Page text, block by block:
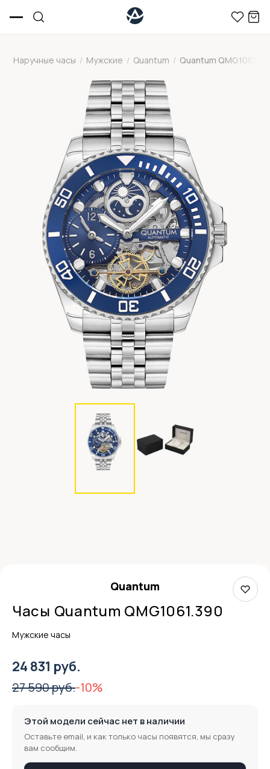
Наручные часы / Мужские / Quantum / Quantum
Quantum
Часы Quantum QMG1061.390
Мужские часы
24 831 руб.
27 590 руб.-10%
Этой модели сейчас нет в наличии
Оставьте email, и как только часы появятся, мы сразу
вам сообщим.